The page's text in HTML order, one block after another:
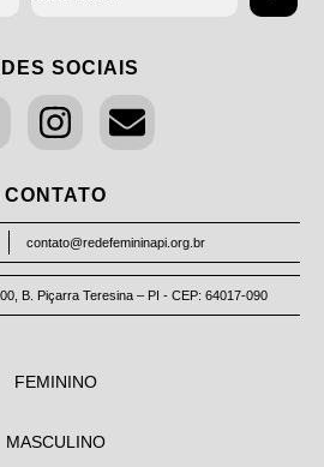
SOCIAIS
CONTATO
contato@redefemininapi.org.br
B. Piçarra Teresina – PI - CEP: 64017-090
FEMININO
MASCULINO